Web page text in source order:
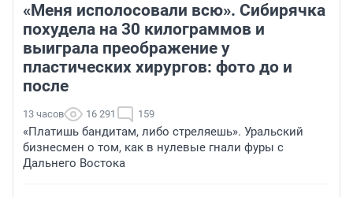
«Меня исполосовали всю». Сибирячка
похудела на 30 килограммов и
выиграла преображение у
пластических хирургов: фото до и
после
13 часов 16 291 159
«Платишь бандитам, либо стреляешь». Уральский
бизнесмен о том, как в нулевые гнали фуры с
Дальнего Востока